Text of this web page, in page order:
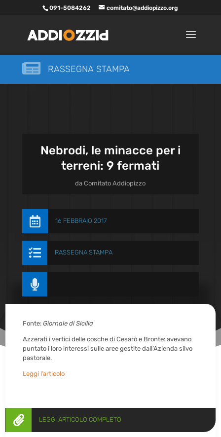
091-5084262 comitato@addiopizzo.org
 RASSEGNA STAMPA
Nebrodi, le minacce per i
terreni: 9 fermati
daComitato Addiopizzo
 16 FEBBRAIO 2017
 RASSEGNA STAMPA

Fonte:Giornale di Sicilia
Azzerati i vertici delle cosche di Cesarò e Bronte: avevano
puntato i loro interessi sulle aree gestite dall’Azienda silvo
pastorale.
Leggi l’articolo
 LEGGI ARTICOLO COMPLETO